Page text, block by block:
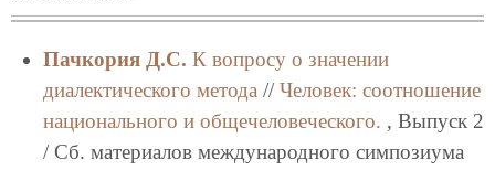
Пачкория Д.С. К вопросу о значении
диалектического метода// Человек: соотношение
национального и общечеловеческого. , Выпуск 2
/ Сб. материалов международного симпозиума